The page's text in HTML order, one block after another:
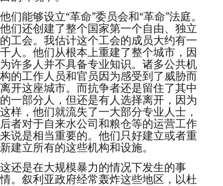
他们能够设立“革命”委员会和“革命”法庭。
他们还创建了整个国家第一个自由、独立
的工会。我估计这个工会的成员大约有一
千人。他们从根本上重建了整个城市，因
为许多人并不具备专业知识。诸多公共机
构的工作人员和官员因为感受到了威胁而
离开这座城市。而抗争者还是留住了其中
的一部分人，但还是有人选择离开，因为
这样，他们就流失了一大部分专业人士，
后者对于自来水公司和粮仓等的运营工作
来说是相当重要的。他们只好建立或者重
新建立所有的这些机构和设施。
这还是在大规模暴力的情况下发生的事
情。叙利亚政府经常轰炸这些地区，以杜